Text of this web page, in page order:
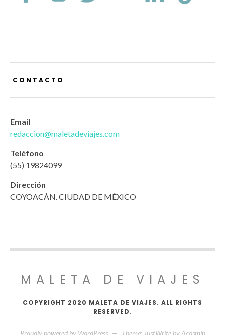
CONTACTO
Email
redaccion@maletadeviajes.com
Teléfono
(55) 19824099
Dirección
COYOACÁN. CIUDAD DE MÉXICO
MALETA DE VIAJES
COPYRIGHT 2020 MALETA DE VIAJES. ALL RIGHTS
RESERVED.
Proudly powered by WordPress — Theme: JustWrite by Acosmin